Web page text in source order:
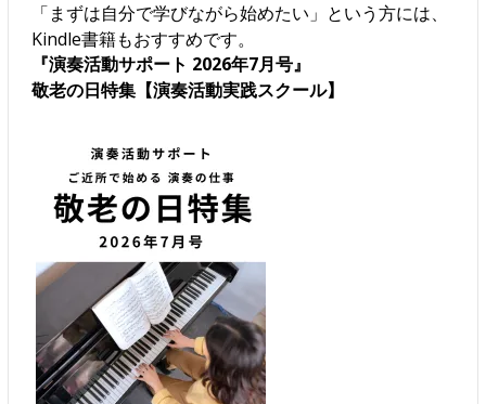
「まずは自分で学びながら始めたい」という方には、
Kindle書籍もおすすめです。
『演奏活動サポート 2026年7月号』
敬老の日特集【演奏活動実践スクール】